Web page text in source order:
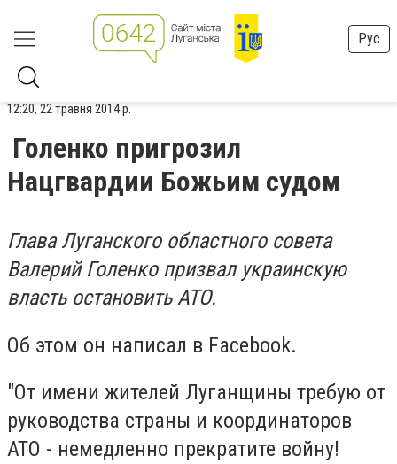
Рус
12:20, 22 травня 2014 р.
Голенко пригрозил
Нацгвардии Божьим судом
Глава Луганского областного совета
Валерий Голенко призвал украинскую
власть остановить АТО.
Об этом он написал в Facebook.
"От имени жителей Луганщины требую от
руководства страны и координаторов
АТО - немедленно прекратите войну!